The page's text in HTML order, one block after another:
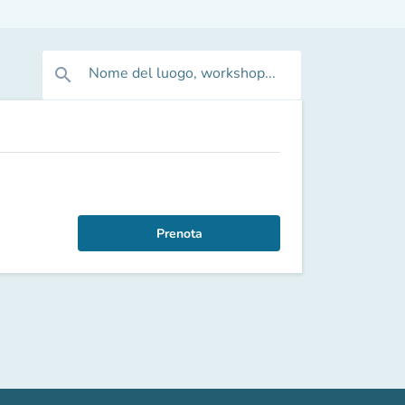
search Nome del luogo, workshop...
Prenota